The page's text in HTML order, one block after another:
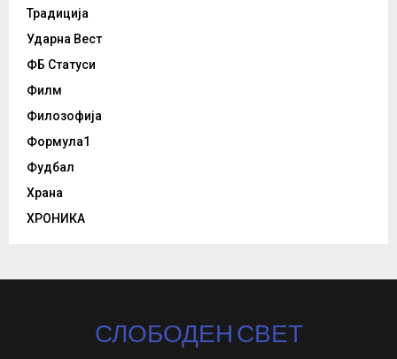
Традиција
Ударна Вест
ФБ Статуси
Филм
Филозофија
Формула1
Фудбал
Храна
ХРОНИКА
СЛОБОДЕН СВЕТ